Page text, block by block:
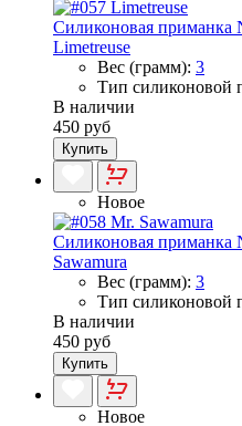
Силиконовая приманка
Limetreuse
Вес (грамм): 3
Тип силиконовой
В наличии
450 руб
Купить
Новое
Силиконовая приманка
Sawamura
Вес (грамм): 3
Тип силиконовой
В наличии
450 руб
Купить
Новое